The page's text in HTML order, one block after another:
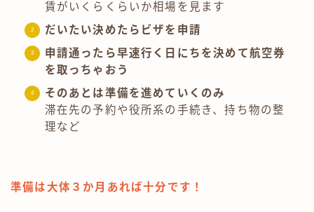
賃がいくらくらいか相場を見ます
だいたい決めたらビザを申請
申請通ったら早速行く日にちを決めて航空券
を取っちゃおう
そのあとは準備を進めていくのみ
滞在先の予約や役所系の手続き、持ち物の整
理など
準備は大体３か月あれば十分です！